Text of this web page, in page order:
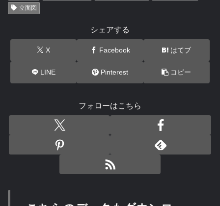
立面図
シェアする
X Facebook はてブ
LINE Pinterest コピー
フォローはこちら